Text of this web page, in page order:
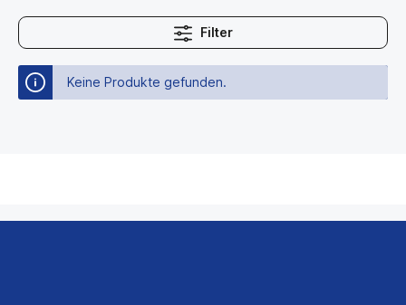
Filter
Keine Produkte gefunden.